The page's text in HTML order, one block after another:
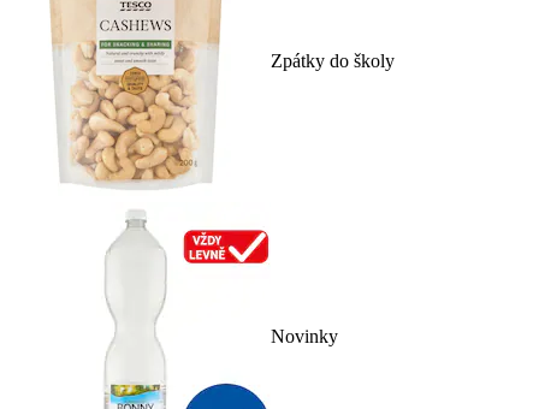
Zpátky do školy
Novinky